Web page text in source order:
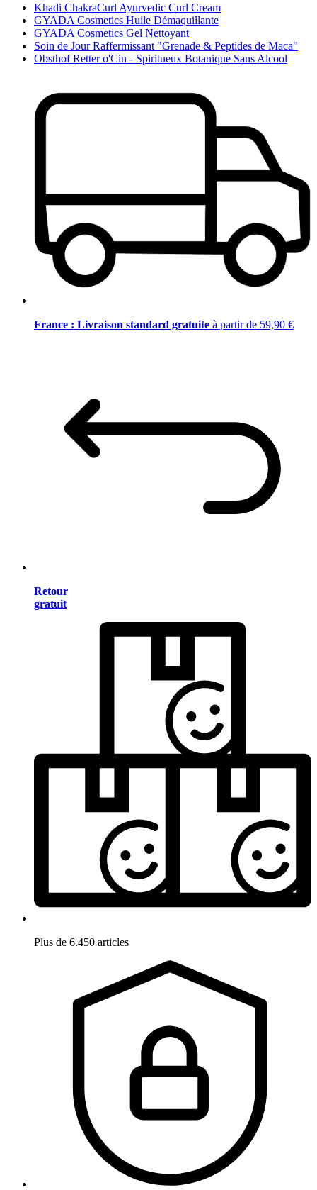
Khadi ChakraCurl Ayurvedic Curl Cream
GYADA Cosmetics Huile Démaquillante
GYADA Cosmetics Gel Nettoyant
Soin de Jour Raffermissant "Grenade & Peptides de Maca"
Obsthof Retter o'Cin - Spiritueux Botanique Sans Alcool
France : Livraison standard gratuite à partir de 59,90 €
Retour
gratuit
Plus de 6.450 articles